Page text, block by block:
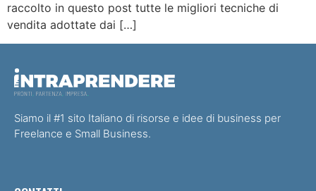
raccolto in questo post tutte le migliori tecniche di
vendita adottate dai […]
Siamo il #1 sito Italiano di risorse e idee di business per
Freelance e Small Business.